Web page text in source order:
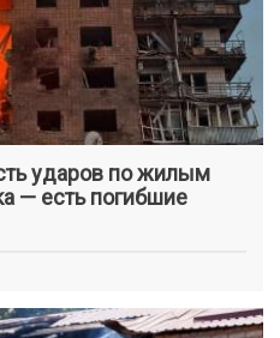
ударов по жилым
— есть погибшие